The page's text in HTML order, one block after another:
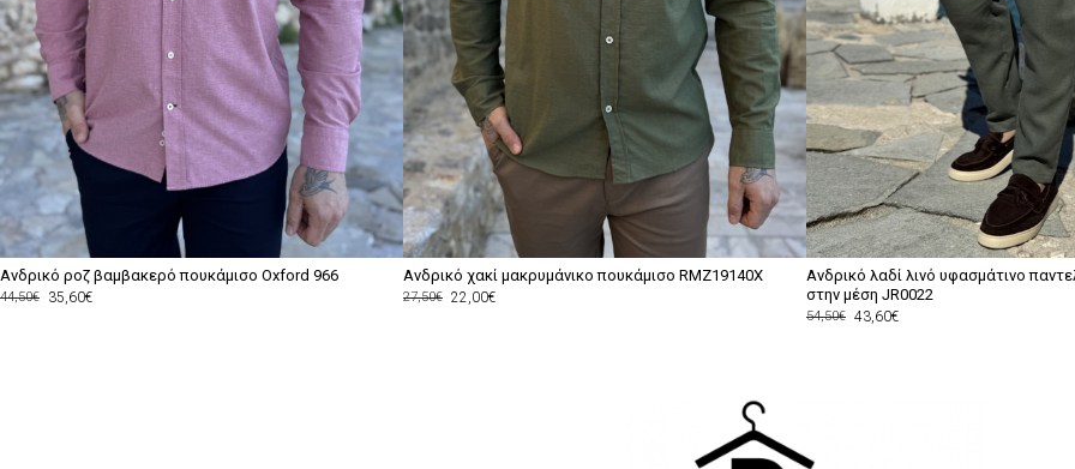
Ανδρικό ροζ βαμβακερό πουκάμισο Oxford 966
35,60€
44,50€
Ανδρικό χακί μακρυμάνικο πουκάμισο RMZ19140X
22,00€
27,50€
Ανδρικό λαδί λινό υφασμάτινο
στην μέση JR0022
43,60€
54,50€